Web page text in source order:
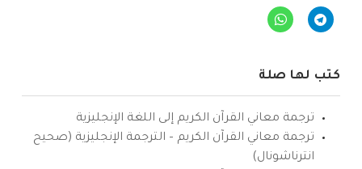
كتب لها صلة
ترجمة معاني القرآن الكريم إلى اللغة الإنجليزية
ترجمة معاني القرآن الكريم – الترجمة الإنجليزية (صحيح
انترناشونال)